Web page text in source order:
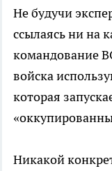
Не будучи
ссылаясь ни на
командование
войска
которая
Никакой